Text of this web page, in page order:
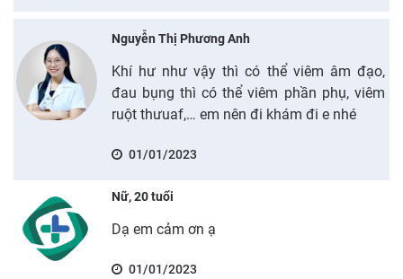
Nguyễn Thị Phương Anh
Khí hư như vậy thì có thể viêm âm đạo,
đau bụng thì có thể viêm phần phụ, viêm
ruột thưuaf,… em nên đi khám đi e nhé
01/01/2023
Nữ, 20 tuổi
Dạ em cảm ơn ạ
01/01/2023